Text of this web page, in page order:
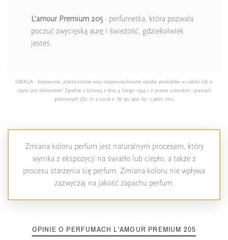
L’amour Premium 205 - perfumetka, która pozwala
poczuć zwycięską aurę i świeżość, gdziekolwiek
jesteś.
UWAGA - kopiowanie, przetwarzanie oraz rozpowszechnianie opisów produktów w całości lub w
części jest zabronione! Zgodnie z Ustawą z dnia 4 lutego 1994 r. o prawie autorskim i prawach
pokrewnych (Dz. U. z 2006 e. Nr 90, poz. 631 z późn. zm.)
Zmiana koloru perfum jest naturalnym procesem, który
wynika z ekspozycji na światło lub ciepło, a także z
procesu starzenia się perfum. Zmiana koloru nie wpływa
zazwyczaj na jakość zapachu perfum.
OPINIE O PERFUMACH L'AMOUR PREMIUM 205